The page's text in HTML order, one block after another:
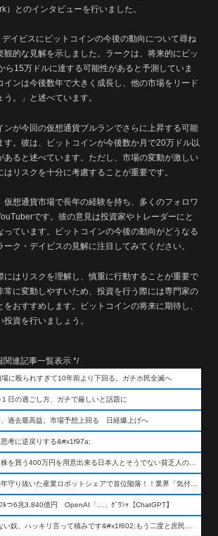
）とのインタビューを行いました。
イビスにビットコインの今後の動向について尋ね
観的な見解を示しました。ラークは、将来的にビッ
ら15万ドルに達する可能性があると予測していま
インは今後数年で大きく成長し、他の市場をリード
。」と述べています。
ンが今回の仮想通貨ブルランでさらに上昇する可能
す。彼は、ビットコインが今後数か月で20万ドル以
あると述べています。ただし、市場の変動が激しい
リスクを十分に考慮することが重要です。
仮想通貨市場で長年の経験を持ち、多くのフォロワ
です。彼の意見は投資家やトレーダーにと
っています。ビットコインの今後の動向がどうなる
ク・デイビスの見解に注目してみてください。
にはリスクを理解し、慎重に行動することが重要で
常に変動しやすいため、投資を行う際には専門家の
おすすめします。ビットコインの将来に期待し、
資を行いましょう。
関連記事一覧表示 */
場に殴られすぎて10年前より下回る。ガチホ民全滅へ
日の過ごし方、ガチで厳しいと話題に
、過去最高益。市場予想上回る 日経爆上げへ
考に逆戻りする&#x1f97a;
ﾙつ6兆3,840億円 OpenAI「…」ｸﾞﾜｼｬ【ChatGPT】